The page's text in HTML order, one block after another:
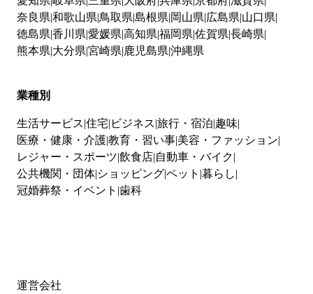
奈良県 和歌山県 鳥取県 島根県 岡山県 広島県 山口県
徳島県 香川県 愛媛県 高知県 福岡県 佐賀県 長崎県
熊本県 大分県 宮崎県 鹿児島県 沖縄県
業種別
生活サービス 住宅 ビジネス 旅行・宿泊 趣味
医療・健康・介護教育・習い事 美容・ファッション
レジャー・スポーツ 飲食店 自動車・バイク
公共機関・団体 ショッピングペット 暮らし
冠婚葬祭・イベント 歯科
運営会社